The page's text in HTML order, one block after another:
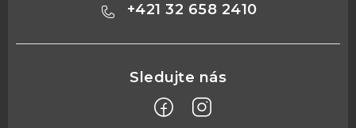
+421 32 658 2410